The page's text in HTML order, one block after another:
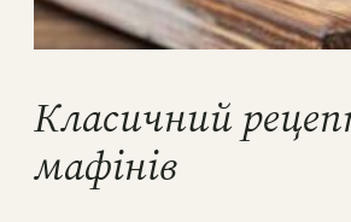
Класичний
мафінів